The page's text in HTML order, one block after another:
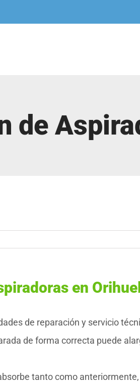
de
en
de reparación y servicio
de forma correcta puede
tanto como